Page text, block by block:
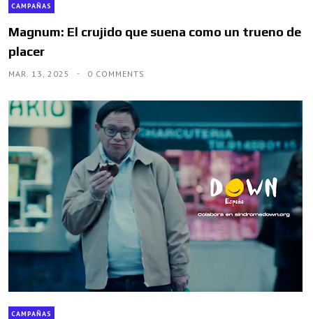
CAMPAÑAS
Magnum: El crujido que suena como un trueno de
placer
MAR. 13, 2025 0 COMMENTS
CAMPAÑAS